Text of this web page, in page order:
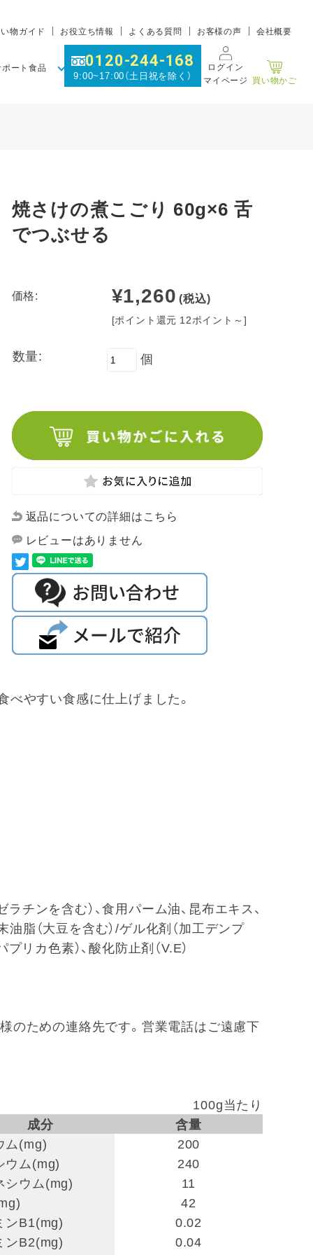
物ガイド お役立ち情報 よくある質問 お客様の声 会社概要
ート食品 0120-244-168
9:00~17:00（土日祝を除く）
ログイン
マイページ 買い物かご
焼さけの煮こごり 60g×6 舌
でつぶせる
価格: ¥1,260 (税込)
[ポイント還元 12ポイント～]
数量: 個
返品についての詳細はこちら
レビューはありません
やすい食感に仕上げました。
チンを含む）、食用パーム油、昆布エキス、
脂（大豆を含む）/ゲル化剤（加工デンプ
リカ色素）、酸化防止剤（V.E）
ための連絡先です。営業電話はご遠慮下
100g当たり
成分
含量
ム(mg)
200
ウム(mg)
240
シウム(mg)
11
42
ンB1(mg)
0.02
ンB2(mg)
0.04